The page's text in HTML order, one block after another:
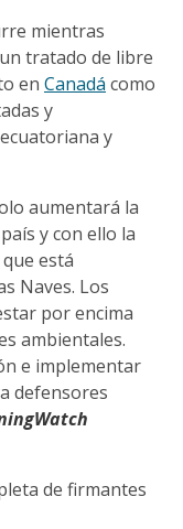
mientras
tratado de libre
en Canadá como
y
y
aumentará la
y con ello la
está
Naves. Los
por encima
ambientales.
e implementar
defensores
de firmantes